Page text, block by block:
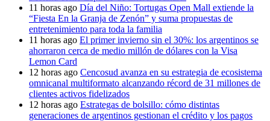
11 horas ago Día del Niño: Tortugas Open Mall extiende la
“Fiesta En la Granja de Zenón” y suma propuestas de
entretenimiento para toda la familia
11 horas ago El primer invierno sin el 30%: los argentinos se
ahorraron cerca de medio millón de dólares con la Visa
Lemon Card
12 horas ago Cencosud avanza en su estrategia de ecosistema
omnicanal multiformato alcanzando récord de 31 millones de
clientes activos fidelizados
12 horas ago Estrategas de bolsillo: cómo distintas
generaciones de argentinos gestionan el crédito y los pagos